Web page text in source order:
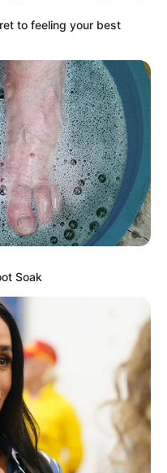
e Marketing Digital
to feeling your best
Soak